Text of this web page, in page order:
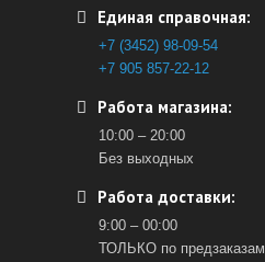
Единая справочная:
+7 (3452) 98-09-54
+7 905 857-22-12
Работа магазина:
10:00 – 20:00
Без выходных
Работа доставки:
9:00 – 00:00
ТОЛЬКО по предзаказам